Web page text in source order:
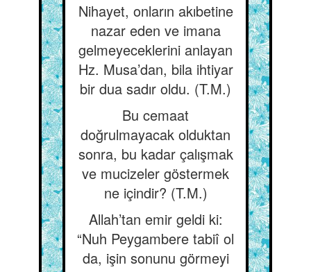
Nihayet, onların akıbetine
nazar eden ve imana
gelmeyeceklerini anlayan
Hz. Musa’dan, bila ihtiyar
bir dua sadır oldu. (T.M.)
Bu cemaat
doğrulmayacak olduktan
sonra, bu kadar çalışmak
ve mucizeler göstermek
ne içindir? (T.M.)
Allah’tan emir geldi ki:
“Nuh Peygambere tabiî ol
da, işin sonunu görmeyi